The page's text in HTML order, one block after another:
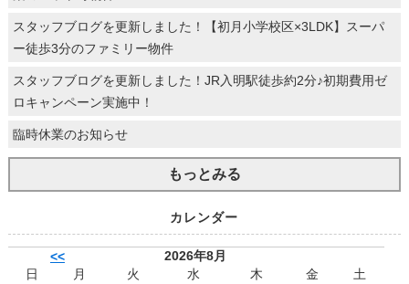
スタッフブログを更新しました！【初月小学校区×3LDK】スーパ
ー徒歩3分のファミリー物件
スタッフブログを更新しました！JR入明駅徒歩約2分♪初期費用ゼ
ロキャンペーン実施中！
臨時休業のお知らせ
もっとみる
カレンダー
<<
2026年8月
日
月 火 水 木 金
土